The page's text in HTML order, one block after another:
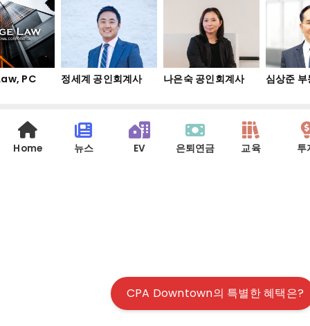
PC 정세계 공인회계사 나은숙 공인회계사 심상준 부동
Home 뉴스 EV 은퇴연금 교육 투
CPA Downtown의 특별한 혜택은?